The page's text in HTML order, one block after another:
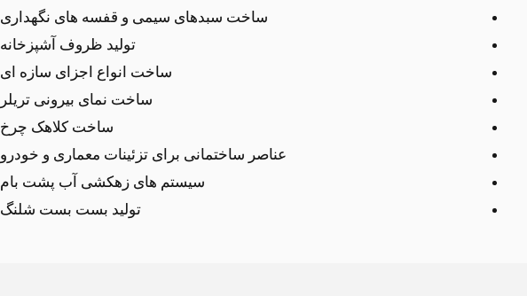
ساخت سبدهای سیمی و قفسه های نگهداری
تولید ظروف آشپزخانه
ساخت انواع اجزای سازه ای
ساخت نمای بیرونی تریلر
ساخت کلاهک چرخ
عناصر ساختمانی برای تزئینات معماری و خودرو
سیستم های زهکشی آب پشت بام
تولید بست بست شلنگ